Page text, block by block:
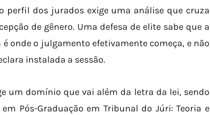
perfil dos jurados exige uma análise que cruza
de gênero. Uma defesa de elite sabe que a
onde o julgamento efetivamente começa, e não
instalada a sessão.
um domínio que vai além da letra da lei, sendo
Pós-Graduação em Tribunal do Júri: Teoria e